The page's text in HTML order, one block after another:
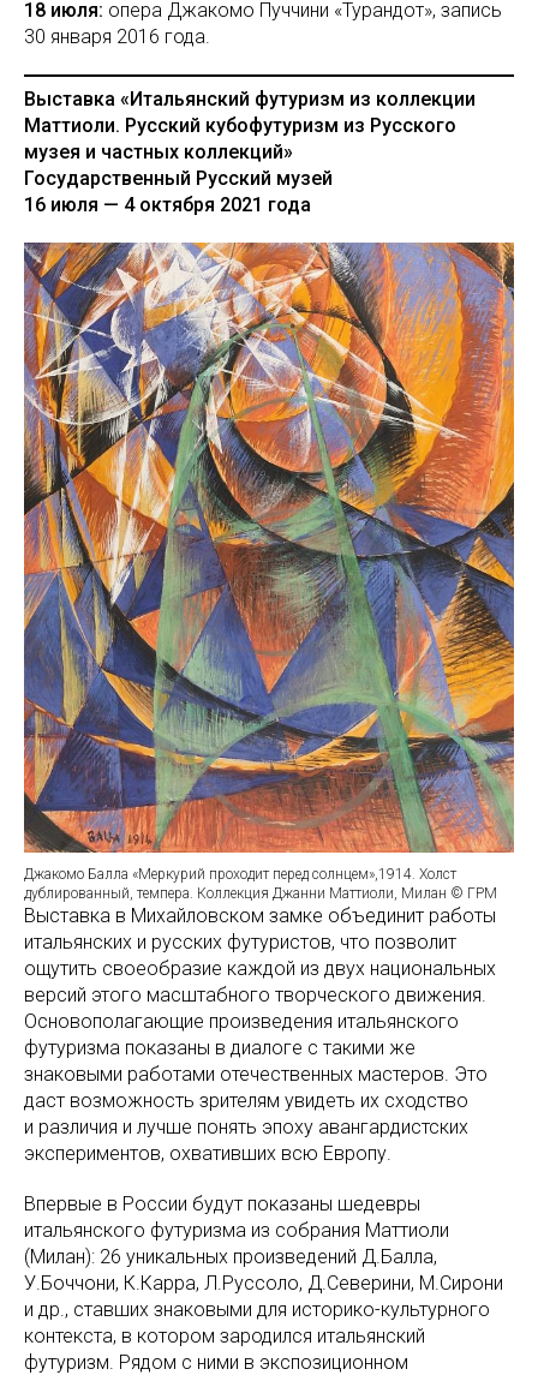
18 июля: опера Джакомо Пуччини «Турандот», запись
30 января 2016 года.
Выставка «Итальянский футуризм из коллекции
Маттиоли. Русский кубофутуризм из Русского
музея и частных коллекций»
Государственный Русский музей
16 июля — 4 октября 2021 года
Джакомо Балла «Меркурий проходит перед солнцем»,1914. Холст
дублированный, темпера. Коллекция Джанни Маттиоли, Милан © ГРМ
Выставка в Михайловском замке объединит работы
итальянских и русских футуристов, что позволит
ощутить своеобразие каждой из двух национальных
версий этого масштабного творческого движения.
Основополагающие произведения итальянского
футуризма показаны в диалоге с такими же
знаковыми работами отечественных мастеров. Это
даст возможность зрителям увидеть их сходство
и различия и лучше понять эпоху авангардистских
экспериментов, охвативших всю Европу.
Впервые в России будут показаны шедевры
итальянского футуризма из собрания Маттиоли
(Милан): 26 уникальных произведений Д.Балла,
У.Боччони, К.Карра, Л.Руссоло, Д.Северини, М.Сирони
и др., ставших знаковыми для историко-культурного
контекста, в котором зародился итальянский
футуризм. Рядом с ними в экспозиционном